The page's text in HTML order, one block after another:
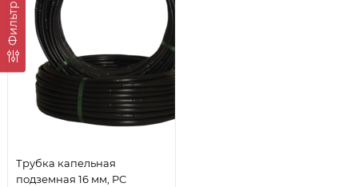
Фильтр
Трубка капельная
подземная 16 мм, PC